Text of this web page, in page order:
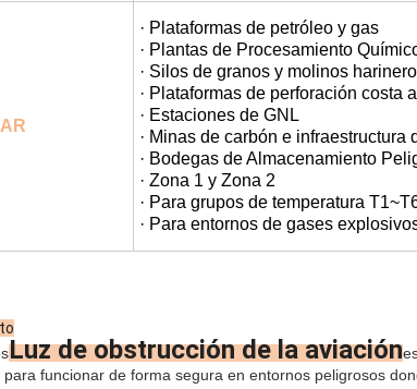
· Plataformas de petróleo y gas
· Plantas de Procesamiento
· Silos de granos y molinos
· Plataformas de perforación costa
· Estaciones de GNL
· Minas de carbón e infraestructura
· Bodegas de Almacenamiento
· Zona 1 y Zona 2
· Para grupos de temperatura
· Para entornos de gases
Luz de obstrucción de la aviación
funcionar de forma segura en entornos peligrosos